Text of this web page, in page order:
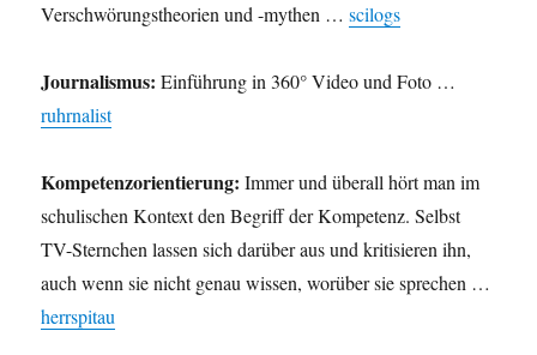
Verschwörungstheorien und -mythen …scilogs
Journalismus: Einführung in 360° Video und Foto …
ruhrnalist
Kompetenzorientierung: Immer und überall hört man im
schulischen Kontext den Begriff der Kompetenz. Selbst
TV-Sternchen lassen sich darüber aus und kritisieren ihn,
auch wenn sie nicht genau wissen, worüber sie sprechen …
herrspitau